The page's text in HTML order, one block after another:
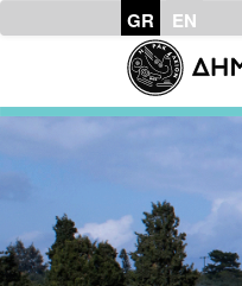
GR EN